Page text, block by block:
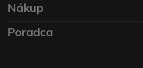
Nákup
Poradca